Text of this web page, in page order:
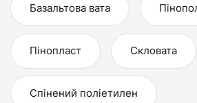
Базальтова вата
Пінопласт Скловата
Спінений поліетилен